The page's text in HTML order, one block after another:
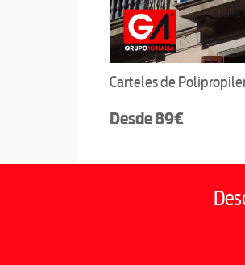
Carteles de
Desde 89€